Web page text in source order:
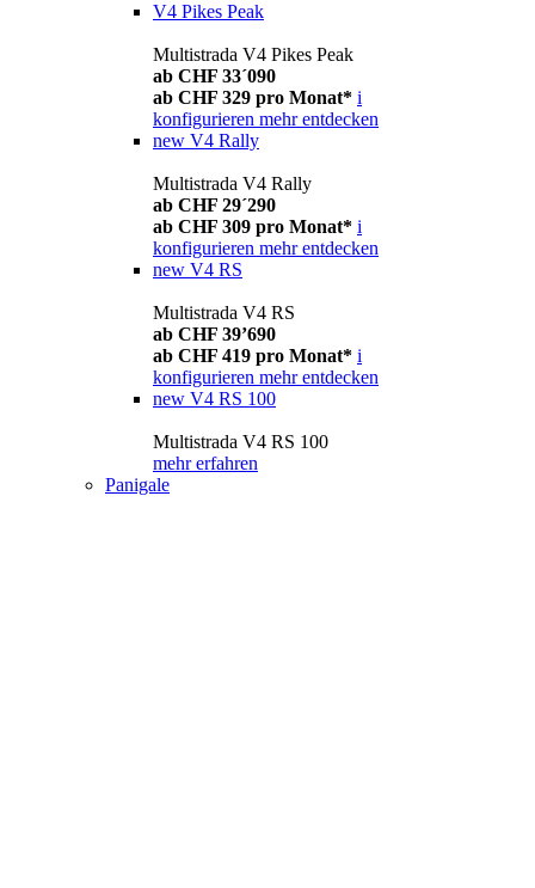
V4 Pikes Peak
Multistrada V4 Pikes Peak
ab CHF 33´090
ab CHF 329 pro Monat* i
konfigurieren mehr entdecken
new V4 Rally
Multistrada V4 Rally
ab CHF 29´290
ab CHF 309 pro Monat* i
konfigurieren mehr entdecken
new V4 RS
Multistrada V4 RS
ab CHF 39’690
ab CHF 419 pro Monat* i
konfigurieren mehr entdecken
new V4 RS 100
Multistrada V4 RS 100
mehr erfahren
Panigale